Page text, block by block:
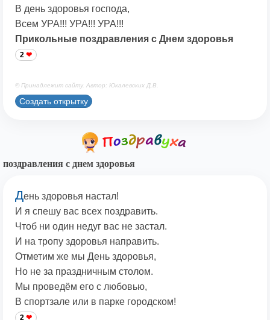
В день здоровья господа,
Всем УРА!!! УРА!!! УРА!!!
Прикольные поздравления с Днем здоровья
2
© Принадлежит сайту. Автор: Юкалевских Д.В.
Создать открытку
поздравления с днем здоровья
День здоровья настал!
И я спешу вас всех поздравить.
Чтоб ни один недуг вас не застал.
И на тропу здоровья направить.
Отметим же мы День здоровья,
Но не за праздничным столом.
Мы проведём его с любовью,
В спортзале или в парке городском!
2